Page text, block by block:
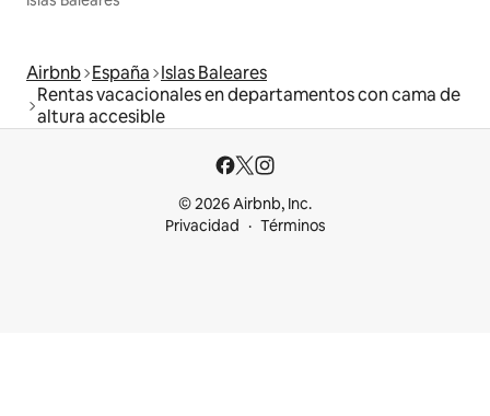
Airbnb España Islas Baleares
Rentas vacacionales en departamentos con cama de
altura accesible
© 2026 Airbnb, Inc.
Privacidad
Términos